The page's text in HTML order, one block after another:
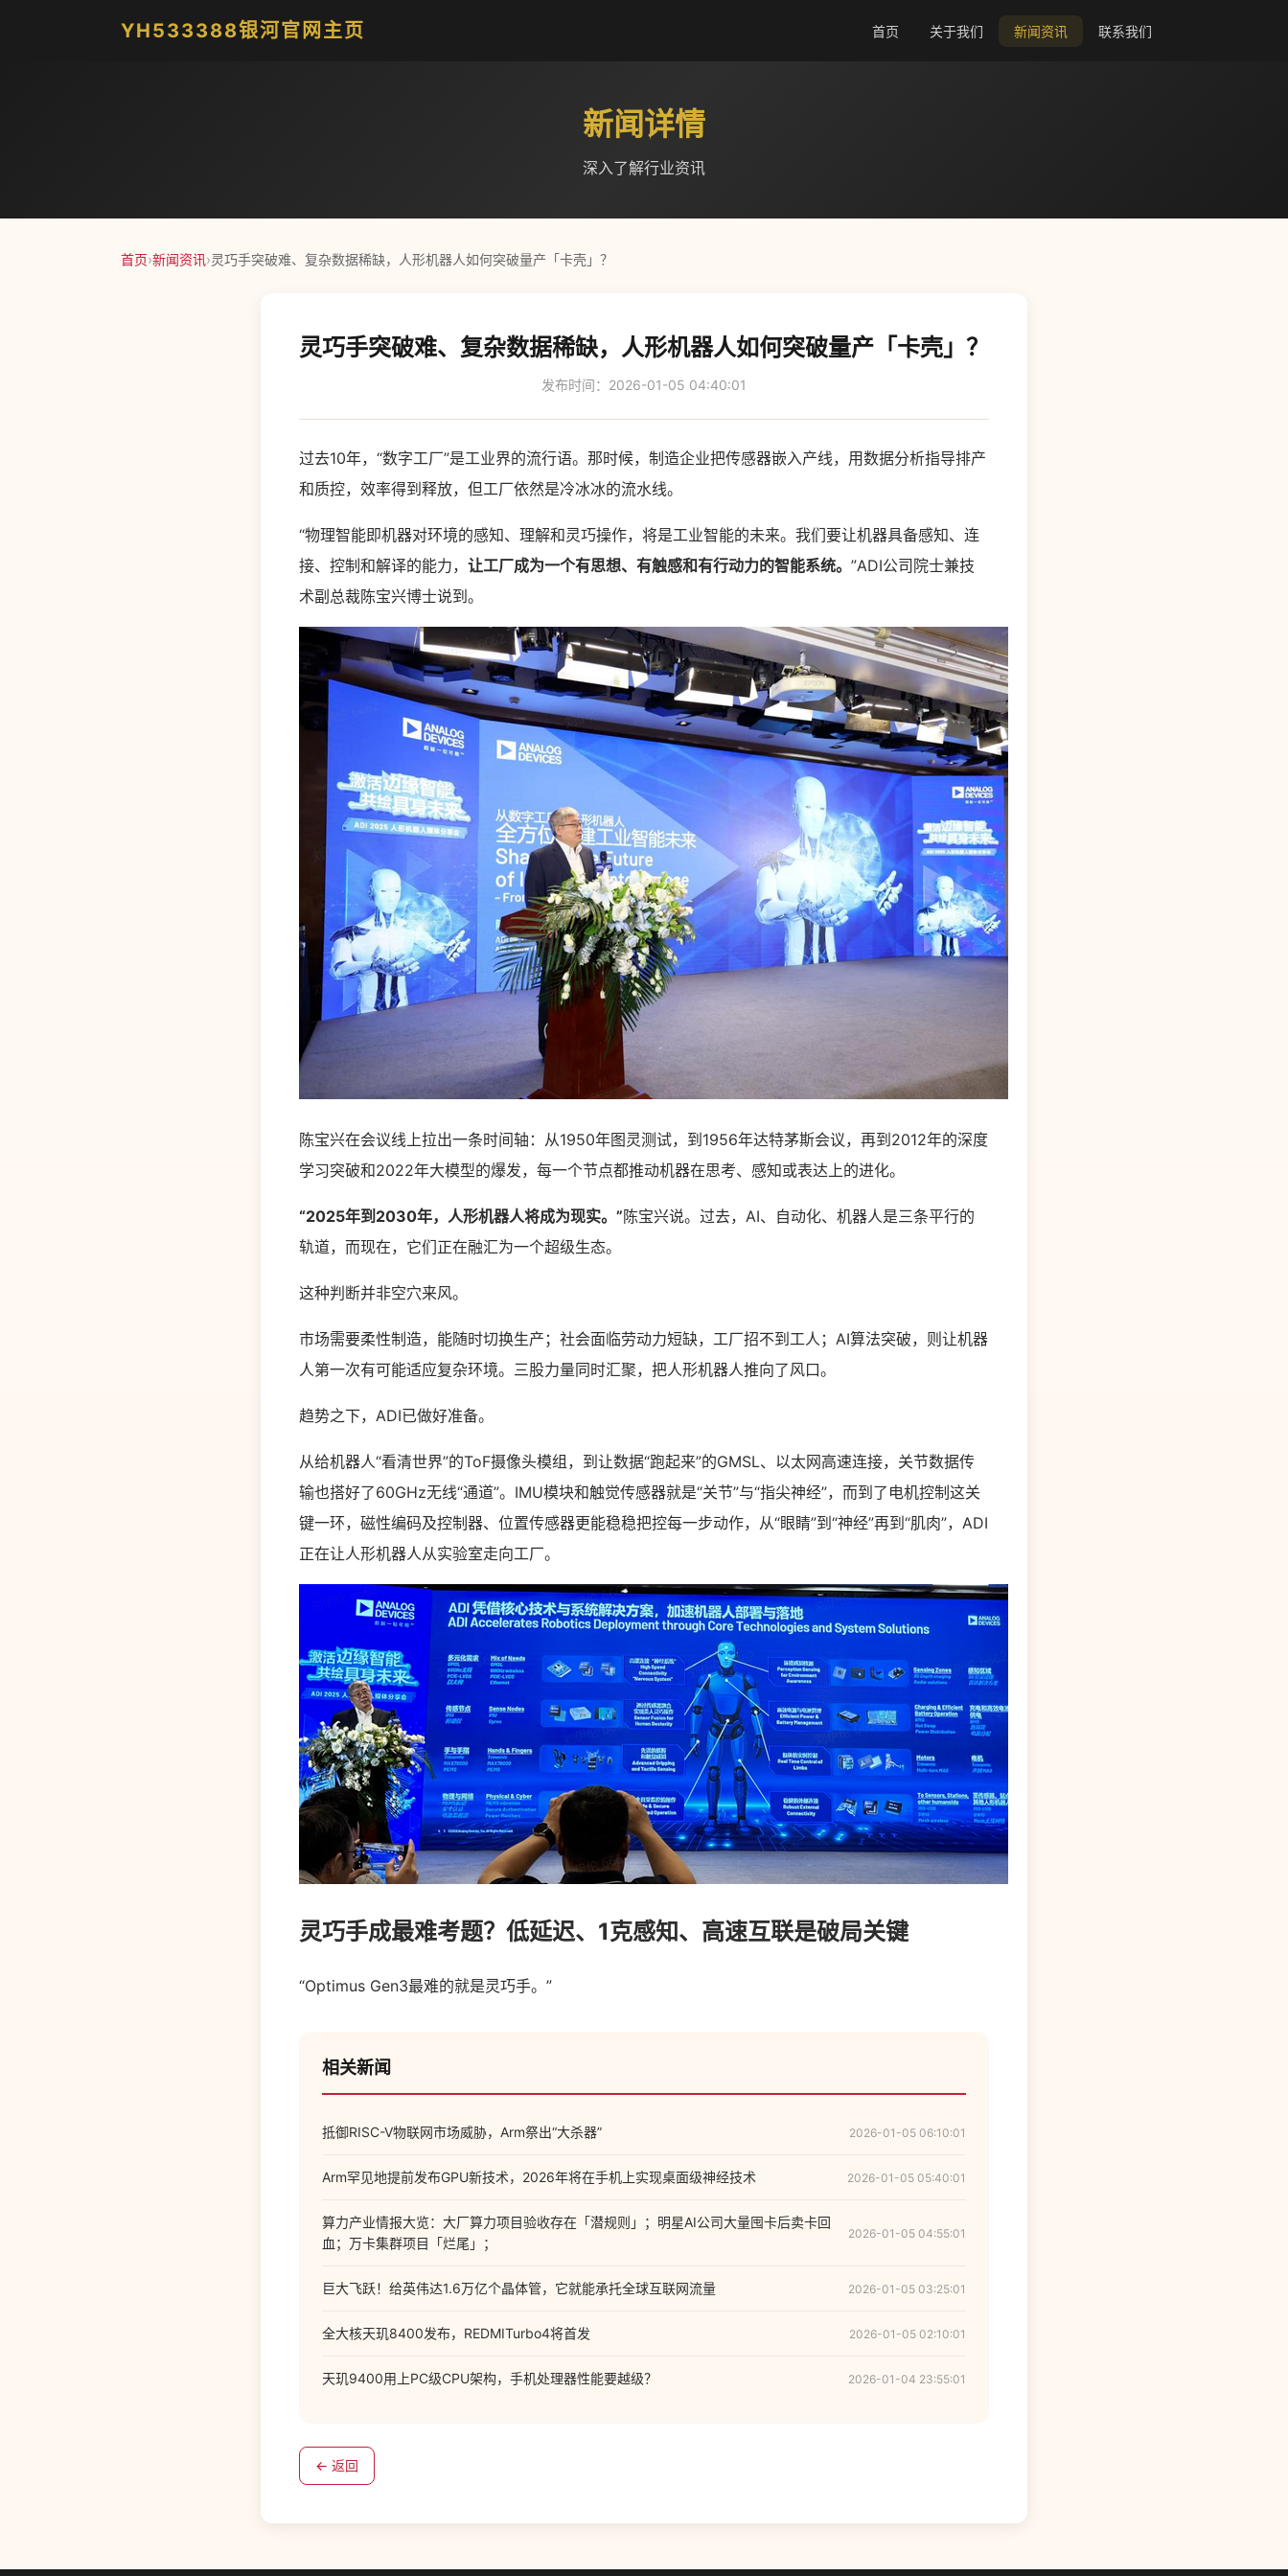
YH533388银河官网主页 首页 关于我们 新闻资讯 联系我们
新闻详情
深入了解行业资讯
首页›新闻资讯›灵巧手突破难、复杂数据稀缺，人形机器人如何突破量产「卡壳」？
灵巧手突破难、复杂数据稀缺，人形机器人如何突破量产「卡壳」？
发布时间：2026-01-05 04:40:01
过去10年，“数字工厂”是工业界的流行语。那时候，制造企业把传感器嵌入产线，用数据分析指导排产
和质控，效率得到释放，但工厂依然是冷冰冰的流水线。
“物理智能即机器对环境的感知、理解和灵巧操作，将是工业智能的未来。我们要让机器具备感知、连
接、控制和解译的能力， 让工厂成为一个有思想、有触感和有行动力的智能系统。 ”ADI公司院士兼技
术副总裁陈宝兴博士说到。
陈宝兴在会议线上拉出一条时间轴：从1950年图灵测试，到1956年达特茅斯会议，再到2012年的深度
学习突破和2022年大模型的爆发，每一个节点都推动机器在思考、感知或表达上的进化。
“2025年到2030年，人形机器人将成为现实。”陈宝兴说。过去，AI、自动化、机器人是三条平行的
轨道，而现在，它们正在融汇为一个超级生态。
这种判断并非空穴来风。
市场需要柔性制造，能随时切换生产；社会面临劳动力短缺，工厂招不到工人；AI算法突破，则让机器
人第一次有可能适应复杂环境。三股力量同时汇聚，把人形机器人推向了风口。
趋势之下，ADI已做好准备。
从给机器人“看清世界”的ToF摄像头模组，到让数据“跑起来”的GMSL、以太网高速连接，关节数据传
输也搭好了60GHz无线“通道”。IMU模块和触觉传感器就是“关节”与“指尖神经”，而到了电机控制这关
键一环，磁性编码及控制器、位置传感器更能稳稳把控每一步动作，从“眼睛”到“神经”再到“肌肉”，ADI
正在让人形机器人从实验室走向工厂。
灵巧手成最难考题？低延迟、1克感知、高速互联是破局关键
“Optimus Gen3最难的就是灵巧手。”
相关新闻
抵御RISC-V物联网市场威胁，Arm祭出“大杀器” 2026-01-05 06:10:01
Arm罕见地提前发布GPU新技术，2026年将在手机上实现桌面级神经技术 2026-01-05 05:40:01
算力产业情报大览：大厂算力项目验收存在「潜规则」；明星AI公司大量囤卡后卖卡回
血；万卡集群项目「烂尾」；
2026-01-05 04:55:01
巨大飞跃！给英伟达1.6万亿个晶体管，它就能承托全球互联网流量 2026-01-05 03:25:01
全大核天玑8400发布，REDMITurbo4将首发 2026-01-05 02:10:01
天玑9400用上PC级CPU架构，手机处理器性能要越级？ 2026-01-04 23:55:01
← 返回